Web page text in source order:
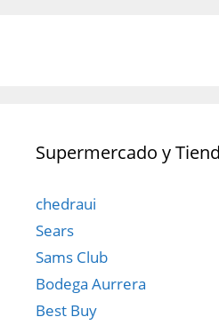
Supermercado y
chedraui
Sears
Sams Club
Bodega Aurrera
Best Buy